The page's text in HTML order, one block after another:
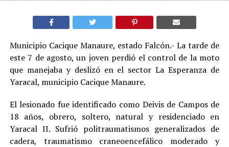
Municipio Cacique Manaure, estado Falcón.- La tarde de
este 7 de agosto, un joven perdió el control de la moto
que manejaba y deslizó en el sector La Esperanza de
Yaracal, municipio Cacique Manaure.
El lesionado fue identificado como Deivis de Campos de
18 años, obrero, soltero, natural y residenciado en
Yaracal II. Sufrió politraumatismos generalizados de
cadera, traumatismo craneoencefálico moderado y